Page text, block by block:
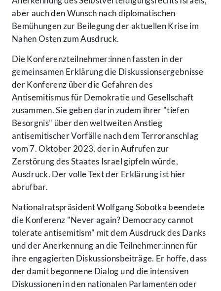
aber auch den Wunsch nach diplomatischen
Bemühungen zur Beilegung der aktuellen Krise im
Nahen Osten zum Ausdruck.
Die Konferenzteilnehmer:innen fassten in der
gemeinsamen Erklärung die Diskussionsergebnisse
der Konferenz über die Gefahren des
Antisemitismus für Demokratie und Gesellschaft
zusammen. Sie geben darin zudem ihrer "tiefen
Besorgnis" über den weltweiten Anstieg
antisemitischer Vorfälle nach dem Terroranschlag
vom 7. Oktober 2023, der in Aufrufen zur
Zerstörung des Staates Israel gipfeln würde,
Ausdruck. Der volle Text der Erklärung ist hier
abrufbar.
Nationalratspräsident Wolfgang Sobotka beendete
die Konferenz "Never again? Democracy cannot
tolerate antisemitism" mit dem Ausdruck des Danks
und der Anerkennung an die Teilnehmer:innen für
ihre engagierten Diskussionsbeiträge. Er hoffe, dass
der damit begonnene Dialog und die intensiven
Diskussionen in den nationalen Parlamenten oder